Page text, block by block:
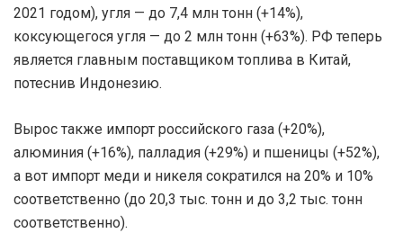
2021 годом), угля — до 7,4 млн тонн (+14%),
коксующегося угля — до 2 млн тонн (+63%). РФ теперь
является главным поставщиком топлива в Китай,
потеснив Индонезию.
Вырос также импорт российского газа (+20%),
алюминия (+16%), палладия (+29%) и пшеницы (+52%),
а вот импорт меди и никеля сократился на 20% и 10%
соответственно (до 20,3 тыс. тонн и до 3,2 тыс. тонн
соответственно).